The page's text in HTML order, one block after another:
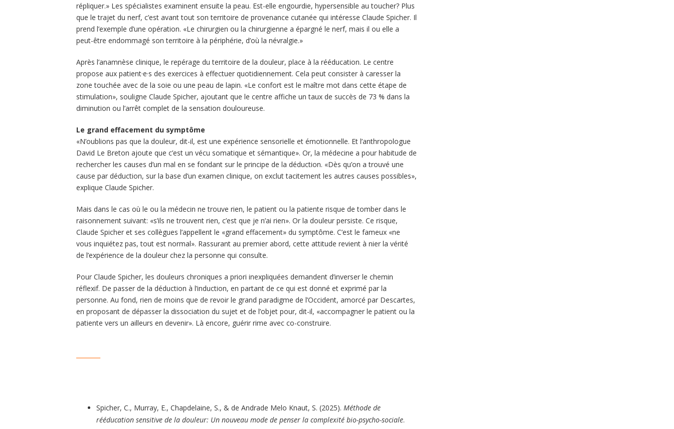
répliquer.» Les spécialistes examinent ensuite la peau. Est-elle engourdie, hypersensible au toucher? Plus
que le trajet du nerf, c’est avant tout son territoire de provenance cutanée qui intéresse Claude Spicher. Il
prend l’exemple d’une opération. «Le chirurgien ou la chirurgienne a épargné le nerf, mais il ou elle a
peut-être endommagé son territoire à la périphérie, d’où la névralgie.»
Après l’anamnèse clinique, le repérage du territoire de la douleur, place à la rééducation. Le centre
propose aux patient·e·s des exercices à effectuer quotidiennement. Cela peut consister à caresser la
zone touchée avec de la soie ou une peau de lapin. «Le confort est le maître mot dans cette étape de
stimulation», souligne Claude Spicher, ajoutant que le centre affiche un taux de succès de 73 % dans la
diminution ou l’arrêt complet de la sensation douloureuse.
Le grand effacement du symptôme
«N’oublions pas que la douleur, dit-il, est une expérience sensorielle et émotionnelle. Et l’anthropologue
David Le Breton ajoute que c’est un vécu somatique et sémantique». Or, la médecine a pour habitude de
rechercher les causes d’un mal en se fondant sur le principe de la déduction. «Dès qu’on a trouvé une
cause par déduction, sur la base d’un examen clinique, on exclut tacitement les autres causes possibles»,
explique Claude Spicher.
Mais dans le cas où le ou la médecin ne trouve rien, le patient ou la patiente risque de tomber dans le
raisonnement suivant: «s’ils ne trouvent rien, c’est que je n’ai rien». Or la douleur persiste. Ce risque,
Claude Spicher et ses collègues l’appellent le «grand effacement» du symptôme. C’est le fameux «ne
vous inquiétez pas, tout est normal». Rassurant au premier abord, cette attitude revient à nier la vérité
de l’expérience de la douleur chez la personne qui consulte.
Pour Claude Spicher, les douleurs chroniques a priori inexpliquées demandent d’inverser le chemin
réflexif. De passer de la déduction à l’induction, en partant de ce qui est donné et exprimé par la
personne. Au fond, rien de moins que de revoir le grand paradigme de l’Occident, amorcé par Descartes,
en proposant de dépasser la dissociation du sujet et de l’objet pour, dit-il, «accompagner le patient ou la
patiente vers un ailleurs en devenir». Là encore, guérir rime avec co-construire.
Spicher, C., Murray, E., Chapdelaine, S., & de Andrade Melo Knaut, S. (2025). Méthode de
rééducation sensitive de la douleur: Un nouveau mode de penser la complexité bio-psycho-sociale.